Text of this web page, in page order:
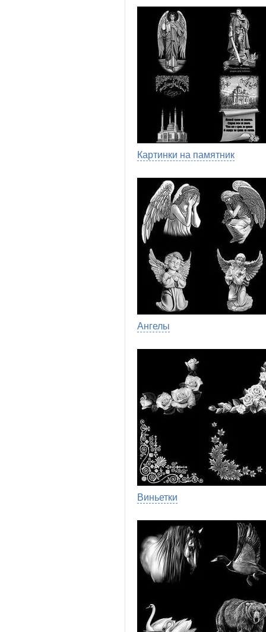
Картинки на памятник
Ангелы
Виньетки